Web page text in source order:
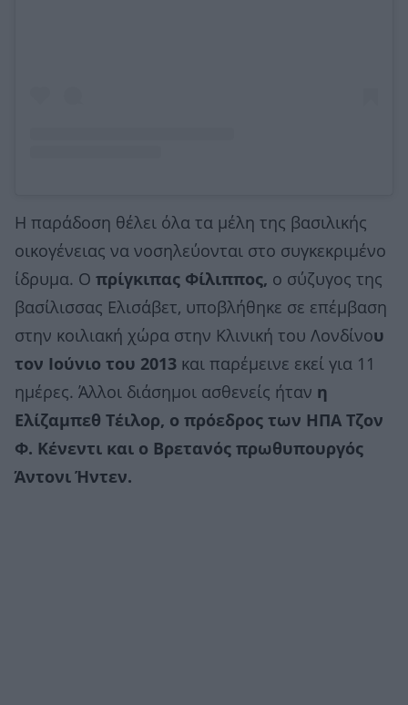
Η παράδοση θέλει όλα τα μέλη της βασιλικής
οικογένειας να νοσηλεύονται στο συγκεκριμένο
ίδρυμα. Ο πρίγκιπας Φίλιππος, ο σύζυγος της
βασίλισσας Ελισάβετ, υποβλήθηκε σε επέμβαση
στην κοιλιακή χώρα στην Κλινική του Λονδίνου
τον Ιούνιο του 2013 και παρέμεινε εκεί για 11
ημέρες. Άλλοι διάσημοι ασθενείς ήταν η
Ελίζαμπεθ Τέιλορ, ο πρόεδρος των ΗΠΑ Τζον
Φ. Κένεντι και ο Βρετανός πρωθυπουργός
Άντονι Ήντεν.